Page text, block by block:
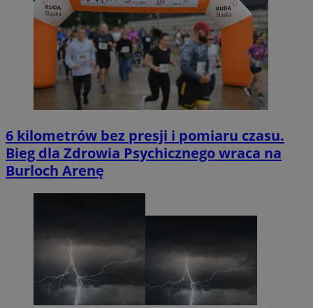
6 kilometrów bez presji i pomiaru czasu.
Bieg dla Zdrowia Psychicznego wraca na
Burloch Arenę